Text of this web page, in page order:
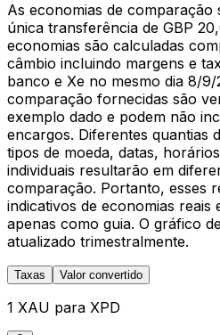
As economias de comparação
única transferência de GBP
economias são calculadas
câmbio incluindo margens e
banco e Xe no mesmo dia 8/
comparação fornecidas são
exemplo dado e podem não
encargos. Diferentes quantias
tipos de moeda, datas,
individuais resultarão em
comparação. Portanto, esses
indicativos de economias reais
apenas como guia. O gráfico
atualizado trimestralmente.
Taxas Valor convertido
1 XAU para XPD